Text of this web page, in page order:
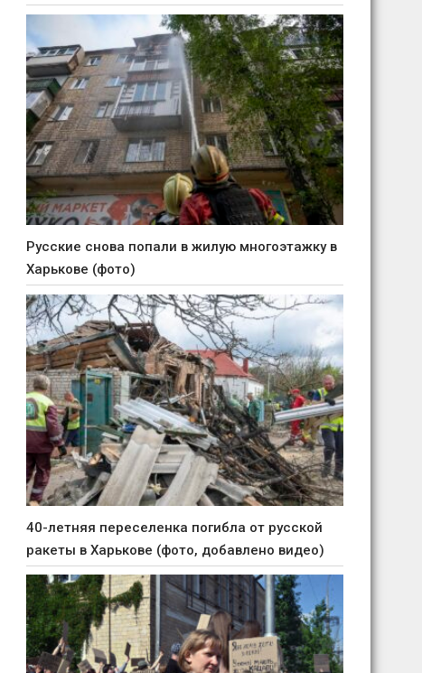
Русские снова попали в жилую многоэтажку в
Харькове (фото)
40-летняя переселенка погибла от русской
ракеты в Харькове (фото, добавлено видео)